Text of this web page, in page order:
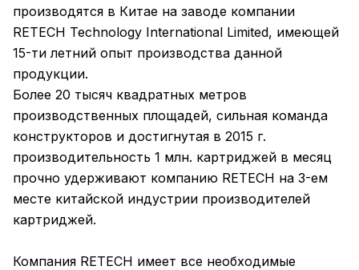
производятся в Китае на заводе компании
RETECH Technology International Limited, имеющей
15-ти летний опыт производства данной
продукции.
Более 20 тысяч квадратных метров
производственных площадей, сильная команда
конструкторов и достигнутая в 2015 г.
производительность 1 млн. картриджей в месяц
прочно удерживают компанию RETECH на 3-ем
месте китайской индустрии производителей
картриджей.
Компания RETECH имеет все необходимые